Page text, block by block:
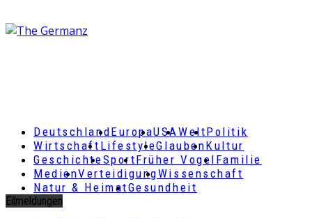
DeutschlandEuropaUSAWeltPolitik
Wirtschaft LifestyleGlaubenKultur
GeschichteSportFrüher Vogel Familie
MedienVerteidigungWissenschaft
Natur & HeimatGesundheit
Eilmeldungen